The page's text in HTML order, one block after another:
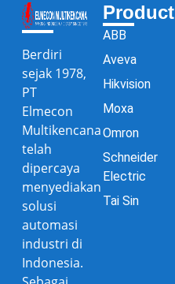
Berdiri
sejak 1978,
PT
Elmecon
Multikencana
telah
dipercaya
menyediakan
solusi
automasi
industri di
Indonesia.
Product
ABB
Aveva
Hikvision
Moxa
Omron
Schneider
Electric
Tai Sin